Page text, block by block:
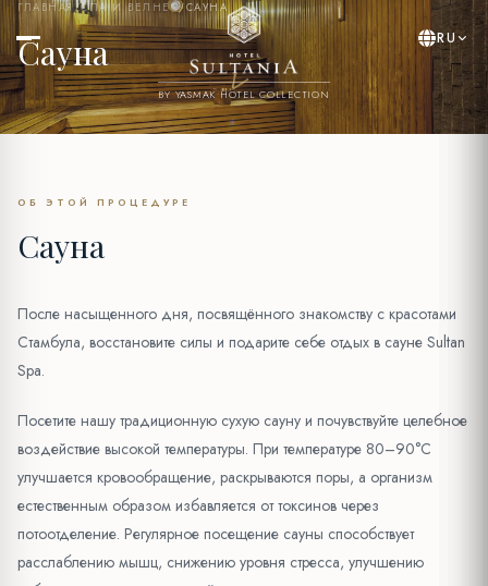
BY YASMAK HOTEL COLLECTION
RU
ГЛАВНАЯ/СПА И ВЕЛНЕС/САУНА
Сауна
ОБ ЭТОЙ ПРОЦЕДУРЕ
Сауна
После насыщенного дня, посвящённого знакомству с красотами
Стамбула, восстановите силы и подарите себе отдых в сауне Sultan
Spa.
Посетите нашу традиционную сухую сауну и почувствуйте целебное
воздействие высокой температуры. При температуре 80–90°C
улучшается кровообращение, раскрываются поры, а организм
естественным образом избавляется от токсинов через
потоотделение. Регулярное посещение сауны способствует
расслаблению мышц, снижению уровня стресса, улучшению